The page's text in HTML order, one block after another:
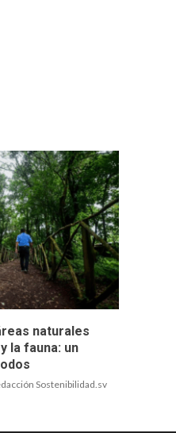
naturales
la fauna: un
Sostenibilidad.sv